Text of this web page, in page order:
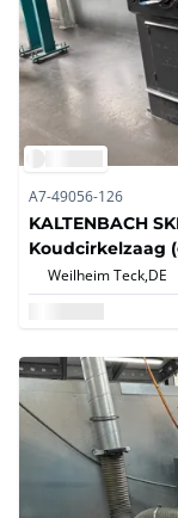
A7-49056-126
KALTENBACH
Koudcirkelzaag
Weilheim Teck,DE